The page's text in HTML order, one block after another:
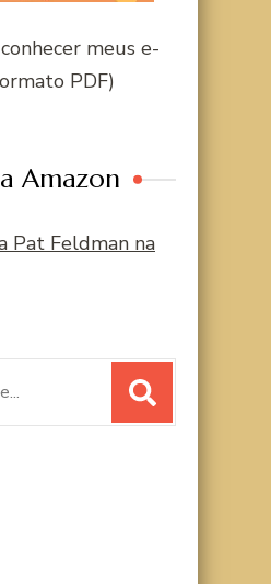
meus e-
PDF)
Amazon
Pat Feldman na